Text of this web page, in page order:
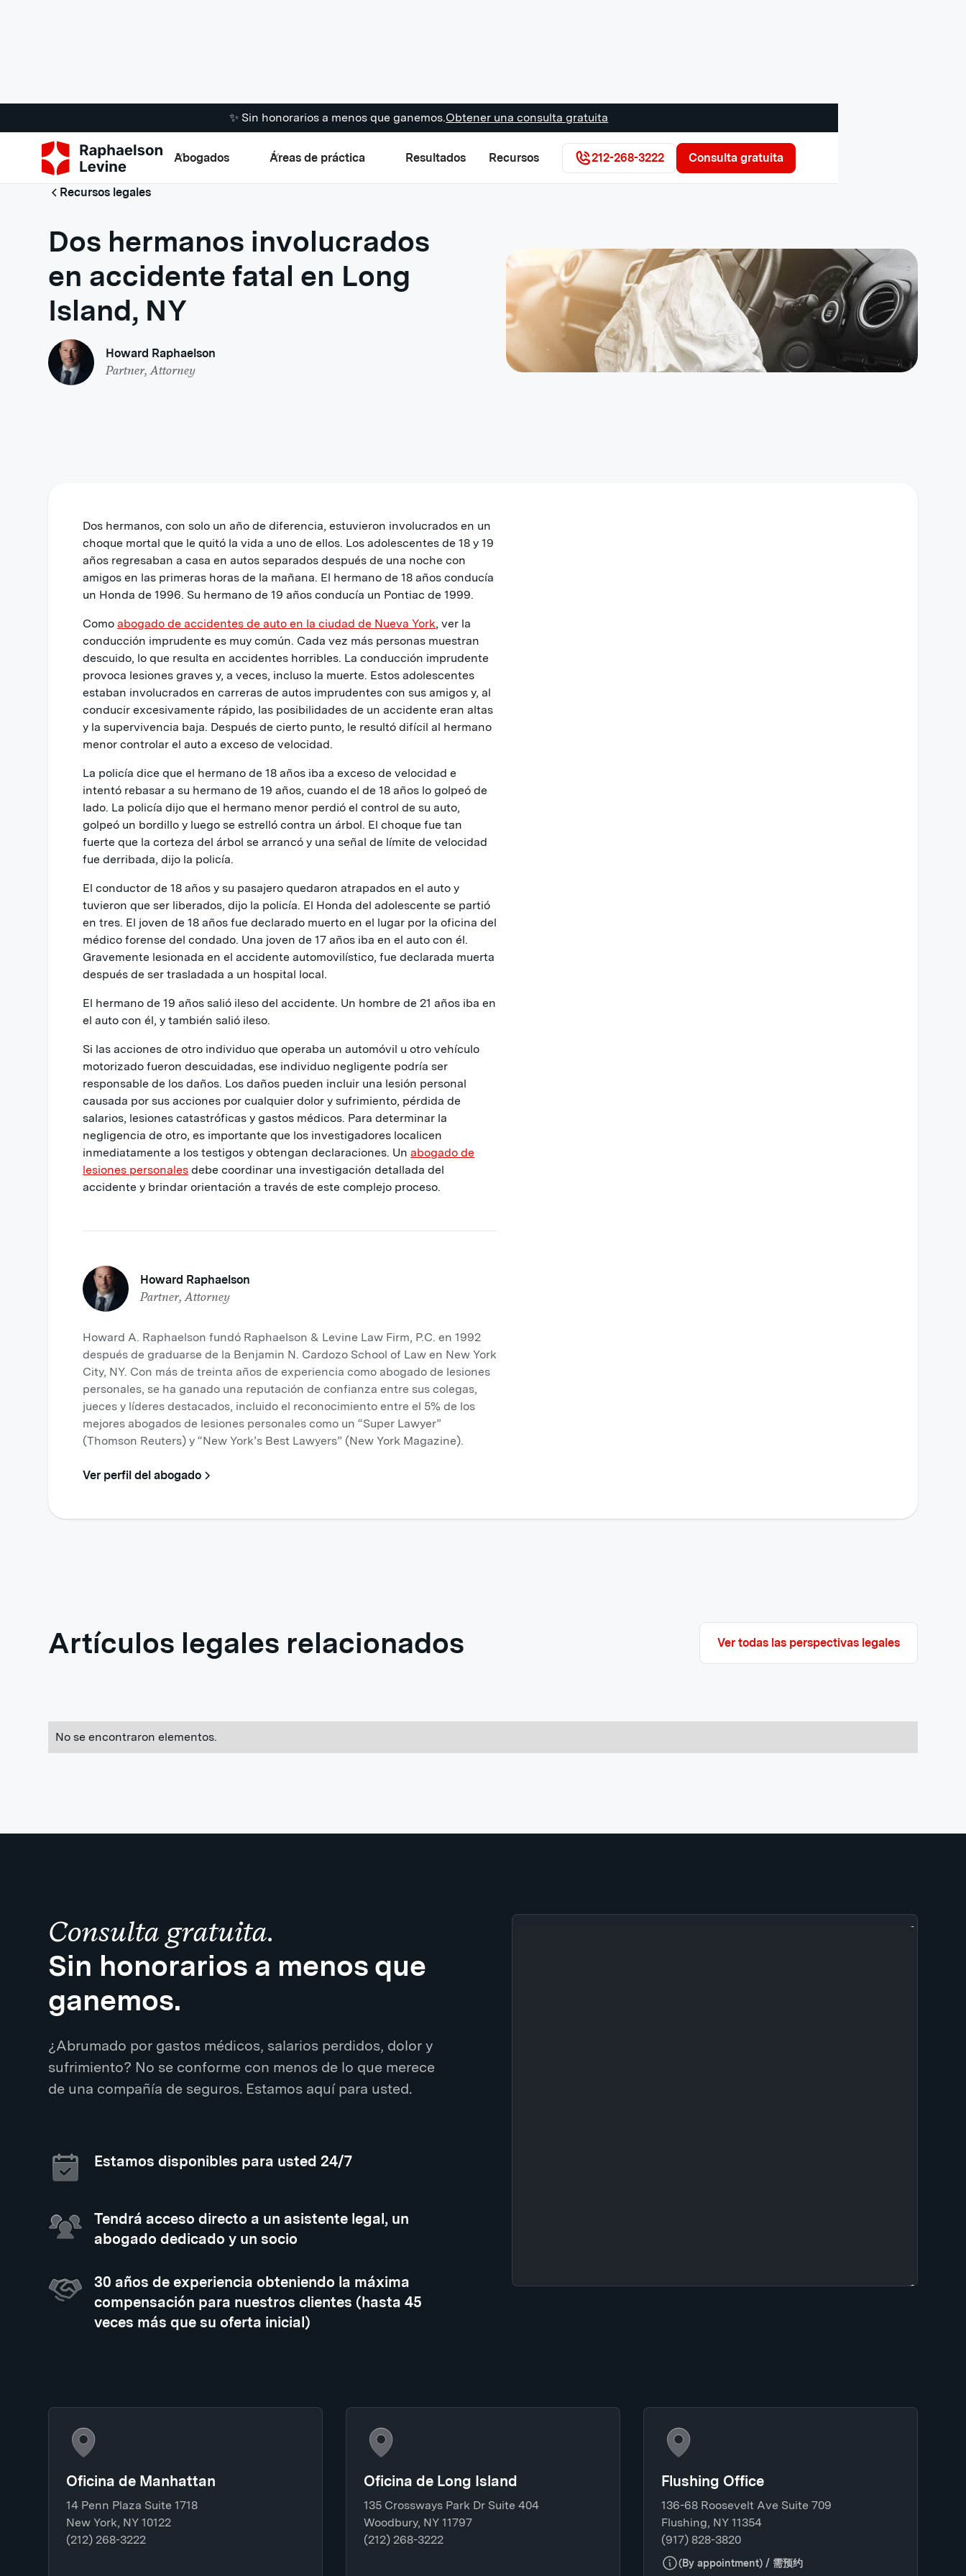
✨ Sin honorarios a menos que ganemos.Obtener una consulta gratuita
Abogados Áreas de práctica Resultados Recursos 212-268-3222 Consulta gratuita
Recursos legales
Dos hermanos involucrados
en accidente fatal en Long
Island, NY
Howard Raphaelson
Partner, Attorney
Dos hermanos, con solo un año de diferencia, estuvieron involucrados en un
choque mortal que le quitó la vida a uno de ellos. Los adolescentes de 18 y 19
años regresaban a casa en autos separados después de una noche con
amigos en las primeras horas de la mañana. El hermano de 18 años conducía
un Honda de 1996. Su hermano de 19 años conducía un Pontiac de 1999.
Comoabogado de accidentes de auto en la ciudad de Nueva York, ver la
conducción imprudente es muy común. Cada vez más personas muestran
descuido, lo que resulta en accidentes horribles. La conducción imprudente
provoca lesiones graves y, a veces, incluso la muerte. Estos adolescentes
estaban involucrados en carreras de autos imprudentes con sus amigos y, al
conducir excesivamente rápido, las posibilidades de un accidente eran altas
y la supervivencia baja. Después de cierto punto, le resultó difícil al hermano
menor controlar el auto a exceso de velocidad.
La policía dice que el hermano de 18 años iba a exceso de velocidad e
intentó rebasar a su hermano de 19 años, cuando el de 18 años lo golpeó de
lado. La policía dijo que el hermano menor perdió el control de su auto,
golpeó un bordillo y luego se estrelló contra un árbol. El choque fue tan
fuerte que la corteza del árbol se arrancó y una señal de límite de velocidad
fue derribada, dijo la policía.
El conductor de 18 años y su pasajero quedaron atrapados en el auto y
tuvieron que ser liberados, dijo la policía. El Honda del adolescente se partió
en tres. El joven de 18 años fue declarado muerto en el lugar por la oficina del
médico forense del condado. Una joven de 17 años iba en el auto con él.
Gravemente lesionada en el accidente automovilístico, fue declarada muerta
después de ser trasladada a un hospital local.
El hermano de 19 años salió ileso del accidente. Un hombre de 21 años iba en
el auto con él, y también salió ileso.
Si las acciones de otro individuo que operaba un automóvil u otro vehículo
motorizado fueron descuidadas, ese individuo negligente podría ser
responsable de los daños. Los daños pueden incluir una lesión personal
causada por sus acciones por cualquier dolor y sufrimiento, pérdida de
salarios, lesiones catastróficas y gastos médicos. Para determinar la
negligencia de otro, es importante que los investigadores localicen
inmediatamente a los testigos y obtengan declaraciones. Unabogado de
lesiones personales debe coordinar una investigación detallada del
accidente y brindar orientación a través de este complejo proceso.
Howard Raphaelson
Partner, Attorney
Howard A. Raphaelson fundó Raphaelson & Levine Law Firm, P.C. en 1992
después de graduarse de la Benjamin N. Cardozo School of Law en New York
City, NY. Con más de treinta años de experiencia como abogado de lesiones
personales, se ha ganado una reputación de confianza entre sus colegas,
jueces y líderes destacados, incluido el reconocimiento entre el 5% de los
mejores abogados de lesiones personales como un “Super Lawyer”
(Thomson Reuters) y “New York’s Best Lawyers” (New York Magazine).
Ver perfil del abogado
Artículos legales relacionados Ver todas las perspectivas legales
No se encontraron elementos.
Consulta gratuita.
Sin honorarios a menos que
ganemos.
¿Abrumado por gastos médicos, salarios perdidos, dolor y
sufrimiento? No se conforme con menos de lo que merece
de una compañía de seguros. Estamos aquí para usted.
Estamos disponibles para usted 24/7
Tendrá acceso directo a un asistente legal, un
abogado dedicado y un socio
30 años de experiencia obteniendo la máxima
compensación para nuestros clientes (hasta 45
veces más que su oferta inicial)
Oficina de Manhattan
14 Penn Plaza Suite 1718
New York, NY 10122
(212) 268-3222
Oficina de Long Island
135 Crossways Park Dr Suite 404
Woodbury, NY 11797
(212) 268-3222
Flushing Office
136-68 Roosevelt Ave Suite 709
Flushing, NY 11354
(917) 828-3820
(By appointment) / 需预约